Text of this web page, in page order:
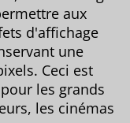
aux
d'affichage
une
Ceci est
les grands
les cinémas